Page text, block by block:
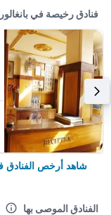
فنادق رخيصة في بانغالور
شاهد أرخص الفنادق
الفنادق الموصى بها